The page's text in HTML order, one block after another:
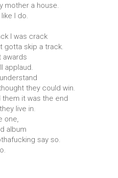
mother a house.
I do.
I was crack
gotta skip a track.
awards
applaud.
they could win.
it was the end
live in.
one,
album
say so.